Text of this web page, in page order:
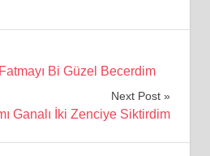
Bi Güzel Becerdim
Next Post
Ganalı İki Zenciye Siktirdim